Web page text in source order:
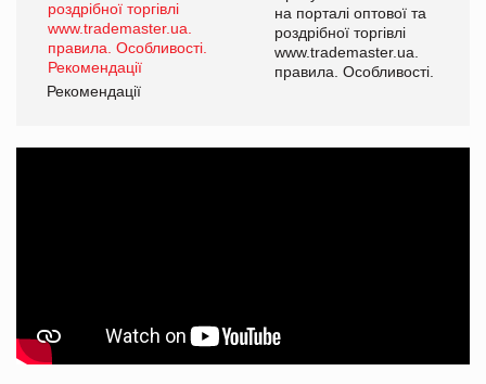
на порталі оптової та
роздрібної торгівлі
www.trademaster.ua.
правила. Особливості.
Рекомендації